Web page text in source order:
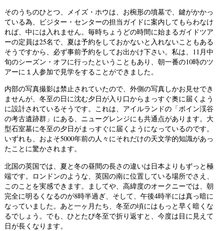
そのうちのひとつ、メイズ・ホウは、お椀形の墳墓で、鍵がかかっ
ている為、ビジター・センターの担当ガイドに案内してもらわなけ
れば、中には入れません。毎時ちょうどの時間に始まるガイドツア
ーの定員は25名で、夏は予約をしておかないと入れないこともある
そうですから、必ず事前予約をしてお出かけ下さい。私は、11月中
旬のシーズン・オフに行ったということもあり、朝一番の10時のツ
アーに１人参加で見学をすることができました。
内部の写真撮影は禁止されていたので、外側の写真しかお見せでき
ませんが、冬至の日に沈む夕日が入り口からまっすぐ奥に届くよう
に設計されているそうです。これは、アイルランドの「ボイン渓谷
の考古遺跡群」にある、ニューグレンジにも共通点があります。大
型石室墓に冬至の夕日がまっすぐに届くようになっているのです。
いずれも、およそ5000年前の人々にそれだけの天文学的知識があっ
たことに驚かされます。
北国の英国では、夏と冬の昼間の長さの違いは日本よりもずっと極
端です。ロンドンのような、英国の南に位置している場所でさえ、
このことを実感できます。ましてや、高緯度のオークニーでは、朝
完全に明るくなるのが8時半過ぎ、そして、午後4時半には真っ暗に
なっていました。あと一ヶ月たち、冬至の頃にはもっと早く暗くな
るでしょう。でも、ひとたび冬至で折り返すと、今度は目に見えて
日が長くなります。